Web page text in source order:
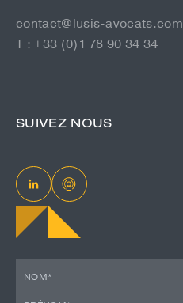
SUIVEZ NOUS
contact@lusis-avocats.com
T : +33 (0)1 78 90 34 34